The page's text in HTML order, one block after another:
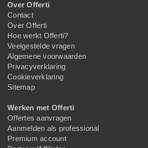
Over Offerti
Contact
Over Offerti
Hoe werkt Offerti?
Veelgestelde vragen
Algemene voorwaarden
Privacyverklaring
Cookieverklaring
Sitemap
Werken met Offerti
Offertes aanvragen
Aanmelden als professional
Premium account